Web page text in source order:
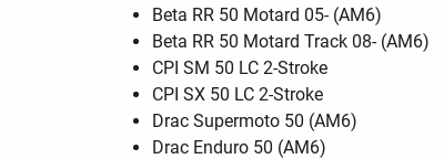
Beta RR 50 Motard 05- (AM6)
Beta RR 50 Motard Track 08- (AM6)
CPI SM 50 LC 2-Stroke
CPI SX 50 LC 2-Stroke
Drac Supermoto 50 (AM6)
Drac Enduro 50 (AM6)